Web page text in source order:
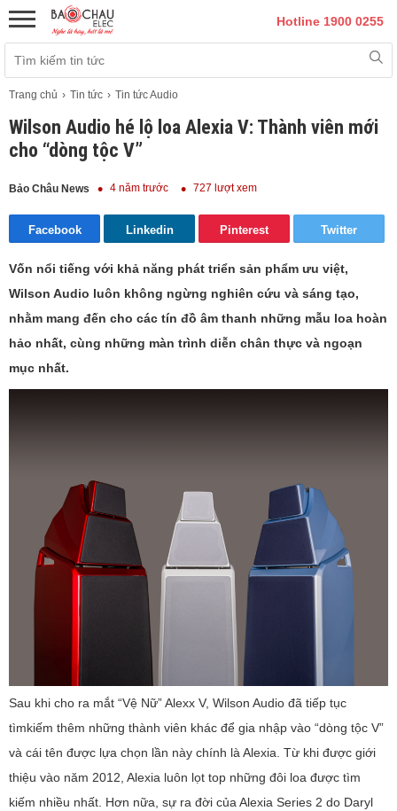
Hotline 1900 0255
Trang chủ Tin tức Tin tức Audio
Wilson Audio hé lộ loa Alexia V: Thành viên mới
cho “dòng tộc V”
Bảo Châu News 4 năm trước 727 lượt xem
Facebook Linkedin Pinterest Twitter
Vốn nổi tiếng với khả năng phát triển sản phẩm ưu việt,
Wilson Audio luôn không ngừng nghiên cứu và sáng tạo,
nhằm mang đến cho các tín đồ âm thanh những mẫu loa hoàn
hảo nhất, cùng những màn trình diễn chân thực và ngoạn
mục nhất.
Sau khi cho ra mắt “Vệ Nữ” Alexx V, Wilson Audio đã tiếp tục
tìmkiếm thêm những thành viên khác để gia nhập vào “dòng tộc V”
và cái tên được lựa chọn lần này chính là Alexia. Từ khi được giới
thiệu vào năm 2012, Alexia luôn lọt top những đôi loa được tìm
kiếm nhiều nhất. Hơn nữa, sự ra đời của Alexia Series 2 do Daryl